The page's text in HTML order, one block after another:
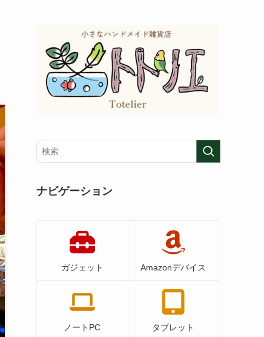
ナビゲーション
ガジェット Amazonデバイス
ノートPC タブレット